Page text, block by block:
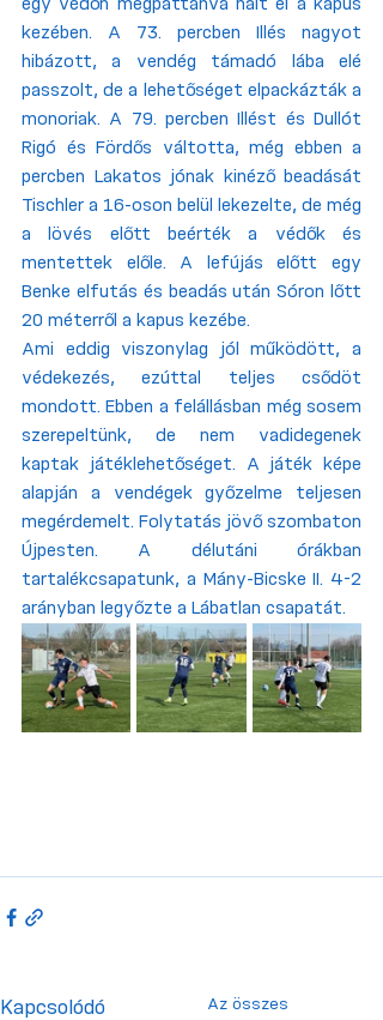
egy védőn megpattanva halt el a kapus
kezében. A 73. percben Illés nagyot
hibázott, a vendég támadó lába elé
passzolt, de a lehetőséget elpackázták a
monoriak. A 79. percben Illést és Dullót
Rigó és Fördős váltotta, még ebben a
percben Lakatos jónak kinéző beadását
Tischler a 16-oson belül lekezelte, de még
a lövés előtt beérték a védők és
mentettek előle. A lefújás előtt egy
Benke elfutás és beadás után Sóron lőtt
20 méterről a kapus kezébe.
Ami eddig viszonylag jól működött, a
védekezés, ezúttal teljes csődöt
mondott. Ebben a felállásban még sosem
szerepeltünk, de nem vadidegenek
kaptak játéklehetőséget. A játék képe
alapján a vendégek győzelme teljesen
megérdemelt. Folytatás jövő szombaton
Újpesten. A délutáni órákban
tartalékcsapatunk, a Mány-Bicske II. 4-2
arányban legyőzte a Lábatlan csapatát.
Kapcsolódó
Az összes